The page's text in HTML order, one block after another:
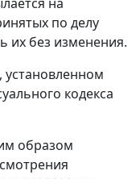
на
по делу
их без изменения.
установленном
кодекса
образом